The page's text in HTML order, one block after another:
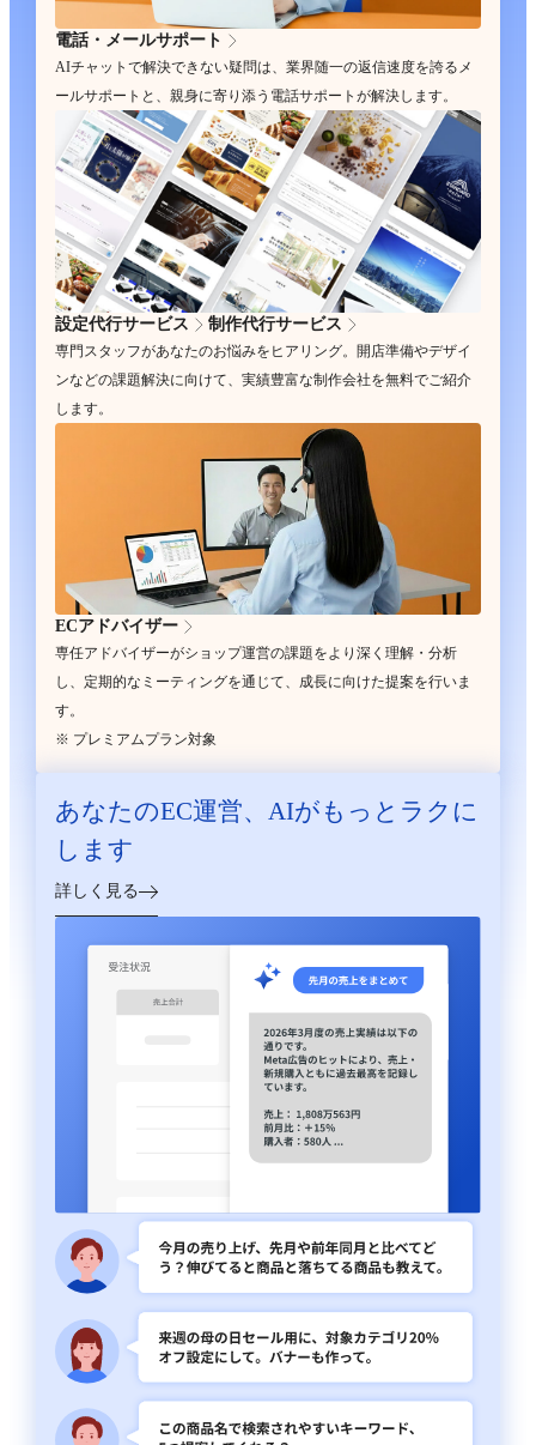
電話・メールサポート
AIチャットで解決できない疑問は、業界随一の返信速度を誇るメ
ールサポートと、親身に寄り添う電話サポートが解決します。
設定代行サービス 制作代行サービス
専門スタッフがあなたのお悩みをヒアリング。開店準備やデザイ
ンなどの課題解決に向けて、実績豊富な制作会社を無料でご紹介
します。
ECアドバイザー
専任アドバイザーがショップ運営の課題をより深く理解・分析
し、定期的なミーティングを通じて、成長に向けた提案を行いま
す。
※ プレミアムプラン対象
あなたのEC運営、 AIがもっとラクに
します
詳しく見る